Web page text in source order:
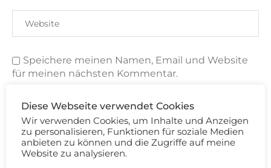
Speichere meinen Namen, Email und Website
für meinen nächsten Kommentar.
Speicherung und Verarbeitung deiner Daten durch diese
Website einverstanden. Merci Cherie!
Diese Webseite verwendet Cookies
Wir verwenden Cookies, um Inhalte und Anzeigen
zu personalisieren, Funktionen für soziale Medien
anbieten zu können und die Zugriffe auf meine
Website zu analysieren.